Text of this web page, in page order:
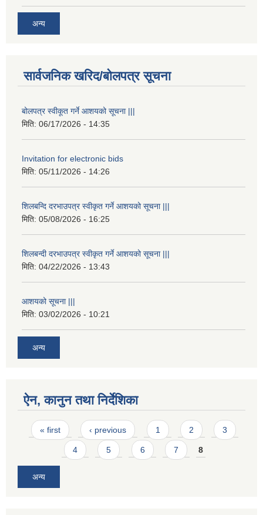
अन्य
सार्वजनिक खरिद/बोलपत्र सूचना
बोलपत्र स्वीकूत गर्ने आशयको सूचना |||
मिति: 06/17/2026 - 14:35
Invitation for electronic bids
मिति: 05/11/2026 - 14:26
शिलबन्दि दरभाउपत्र स्वीकृत गर्ने आशयको सूचना |||
मिति: 05/08/2026 - 16:25
शिलबन्दी दरभाउपत्र स्वीकृत गर्ने आशयको सूचना |||
मिति: 04/22/2026 - 13:43
आशयको सूचना |||
मिति: 03/02/2026 - 10:21
अन्य
ऐन, कानुन तथा निर्देशिका
Pages
« first ‹ previous 1 2 3
4 5 6 7 8
अन्य